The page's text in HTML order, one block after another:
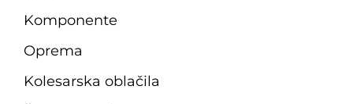
Komponente
Oprema
Kolesarska oblačila